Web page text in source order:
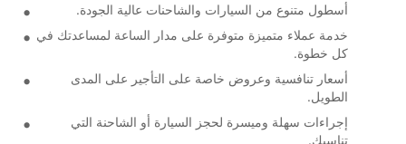
أسطول متنوع من السيارات والشاحنات عالية الجودة.
خدمة عملاء متميزة متوفرة على مدار الساعة لمساعدتك في
كل خطوة.
أسعار تنافسية وعروض خاصة على التأجير على المدى
الطويل.
إجراءات سهلة وميسرة لحجز السيارة أو الشاحنة التي
تناسبك.